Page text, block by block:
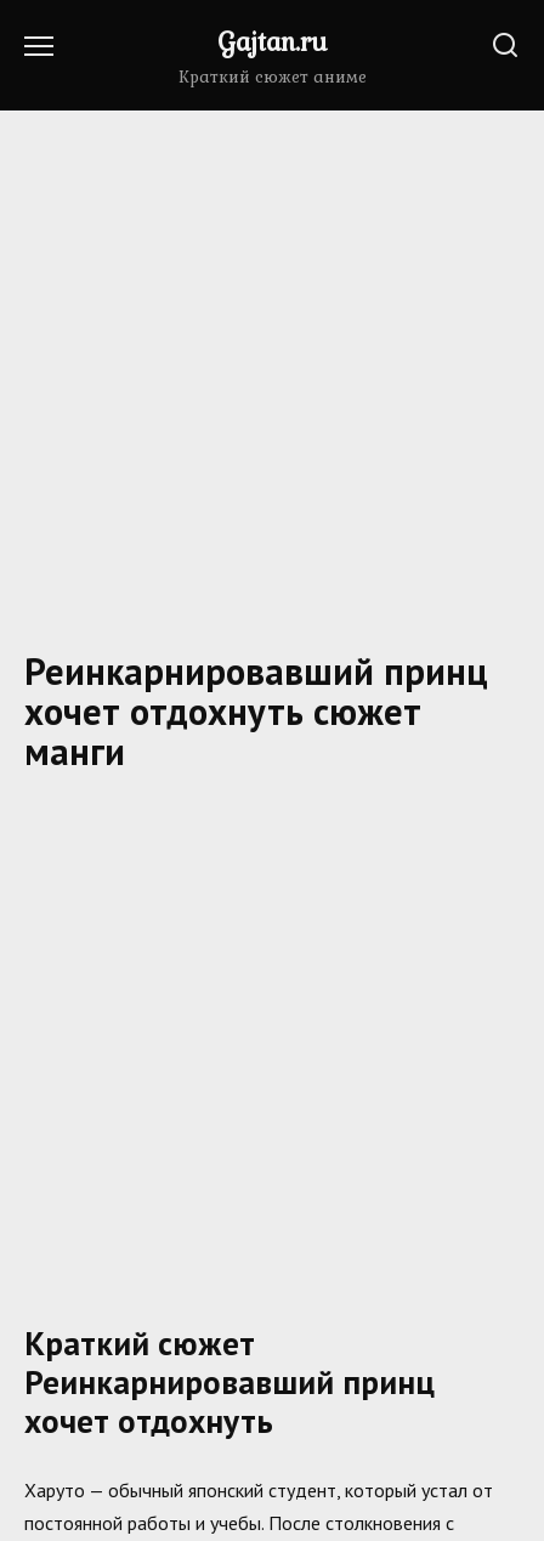
Gajtan.ru
Краткий сюжет аниме
Реинкарнировавший принц
хочет отдохнуть сюжет
манги
Краткий сюжет
Реинкарнировавший принц
хочет отдохнуть
Харуто — обычный японский студент, который устал от
постоянной работы и учебы. После столкновения с